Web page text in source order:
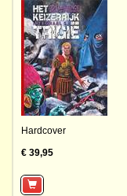
Hardcover
€ 39,95